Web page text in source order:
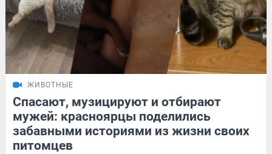
ЖИВОТНЫЕ
Спасают, музицируют и отбирают
мужей: красноярцы поделились
забавными историями из жизни своих
питомцев